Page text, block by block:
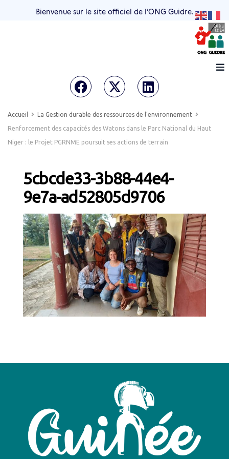
Bienvenue sur le site officiel de l’ONG Guidre.
Accueil La Gestion durable des ressources de l’environnement
Renforcement des capacités des Watons dans le Parc National du Haut
Niger : le Projet PGRNME poursuit ses actions de terrain
5cbcde33-3b88-44e4-
9e7a-ad52805d9706